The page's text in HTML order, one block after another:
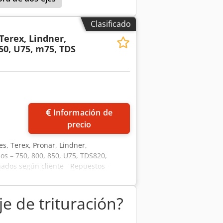
Clasificado
Lindner,
U75, m75, TDS
precio
Terex, Pronar, Lindner,
– 750, 800, 850, U75, TDS820,
según cliente - Repuestos -
de trituración?